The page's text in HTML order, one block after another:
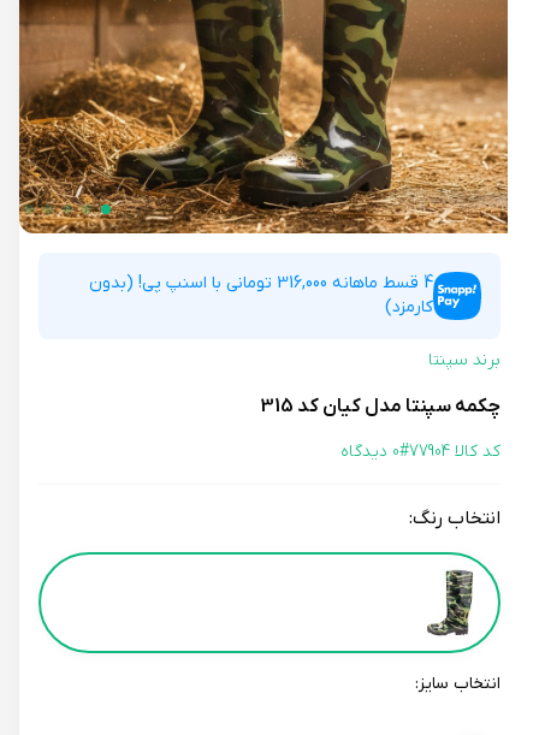
4 قسط ماهانه 316,000 تومانی با اسنپ پی! (بدون
کارمزد)
برند سپنتا
چکمه سپنتا مدل کیان کد 315
کد کالا 77904# 0 دیدگاه
انتخاب رنگ:
Color
انتخاب سایز: